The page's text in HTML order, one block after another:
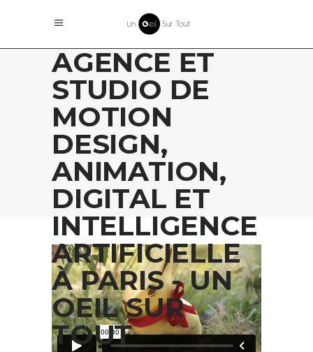
AGENCE ET
STUDIO DE
MOTION
DESIGN,
ANIMATION,
DIGITAL ET
INTELLIGENCE
ARTIFICIELLE
À PARIS - UN
OEIL SUR
TOUT